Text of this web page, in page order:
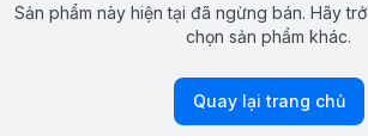
Sản phẩm này hiện tại đã ngừng bán. Hãy
chọn sản phẩm khác.
Quay lại trang chủ